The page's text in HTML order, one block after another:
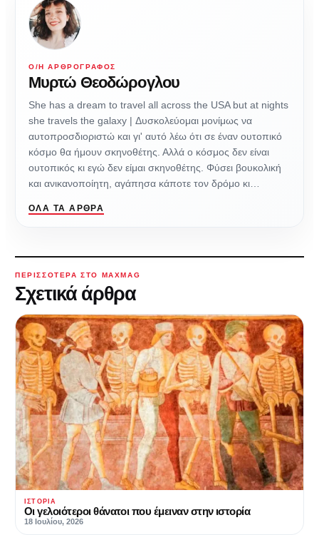
Ο/Η ΑΡΘΡΟΓΡΆΦΟΣ
Μυρτώ Θεοδώρογλου
She has a dream to travel all across the USA but at nights
she travels the galaxy | Δυσκολεύομαι μονίμως να
αυτοπροσδιοριστώ και γι' αυτό λέω ότι σε έναν ουτοπικό
κόσμο θα ήμουν σκηνοθέτης. Αλλά ο κόσμος δεν είναι
ουτοπικός κι εγώ δεν είμαι σκηνοθέτης. Φύσει βουκολική
και ανικανοποίητη, αγάπησα κάποτε τον δρόμο κι…
ΌΛΑ ΤΑ ΆΡΘΡΑ
ΠΕΡΙΣΣΌΤΕΡΑ ΣΤΟ MAXMAG
Σχετικά άρθρα
ΙΣΤΟΡΊΑ
Οι γελοιότεροι θάνατοι που έμειναν στην ιστορία
18 Ιουλίου, 2026